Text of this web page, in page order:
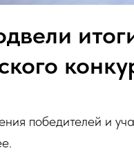
победителей и